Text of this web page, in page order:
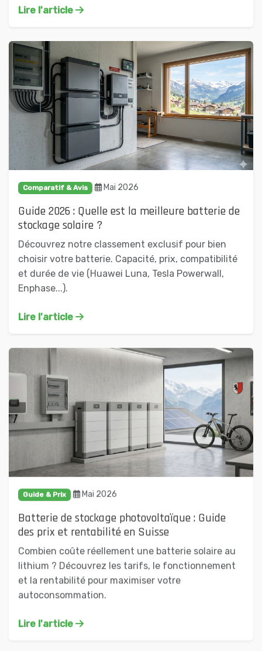
Lire l'article
Comparatif & Avis Mai 2026
Guide 2026 : Quelle est la meilleure batterie de
stockage solaire ?
Découvrez notre classement exclusif pour bien
choisir votre batterie. Capacité, prix, compatibilité
et durée de vie (Huawei Luna, Tesla Powerwall,
Enphase...).
Lire l'article
Guide & Prix Mai 2026
Batterie de stockage photovoltaïque : Guide
des prix et rentabilité en Suisse
Combien coûte réellement une batterie solaire au
lithium ? Découvrez les tarifs, le fonctionnement
et la rentabilité pour maximiser votre
autoconsommation.
Lire l'article